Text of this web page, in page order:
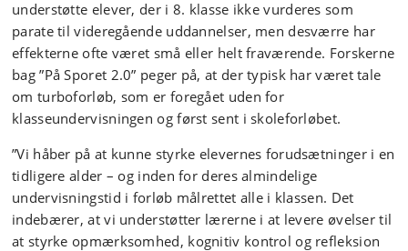
understøtte elever, der i 8. klasse ikke vurderes som
parate til videregående uddannelser, men desværre har
effekterne ofte været små eller helt fraværende. Forskerne
bag ”På Sporet 2.0” peger på, at der typisk har været tale
om turboforløb, som er foregået uden for
klasseundervisningen og først sent i skoleforløbet.
”Vi håber på at kunne styrke elevernes forudsætninger i en
tidligere alder – og inden for deres almindelige
undervisningstid i forløb målrettet alle i klassen. Det
indebærer, at vi understøtter lærerne i at levere øvelser til
at styrke opmærksomhed, kognitiv kontrol og refleksion